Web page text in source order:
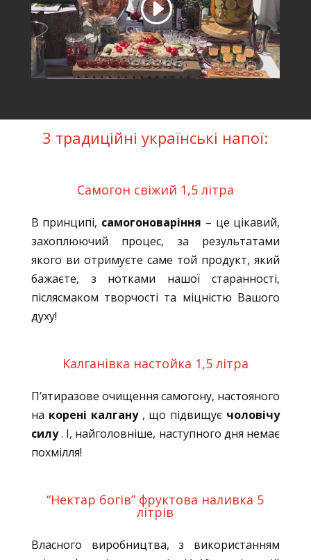
3 традиційні українські напої:
Самогон свіжий 1,5 літра
В принципі, самогоноваріння – це цікавий,
захоплюючий процес, за результатами
якого ви отримуєте саме той продукт, який
бажаєте, з нотками нашої старанності,
післясмаком творчості та міцністю Вашого
духу!
Калганівка настойка 1,5 літра
П’ятиразове очищення самогону, настояного
на корені калгану, що підвищує чоловічу
силу. І, найголовніше, наступного дня немає
похмілля!
“Нектар богів” фруктова наливка 5
літрів
Власного виробництва, з використанням